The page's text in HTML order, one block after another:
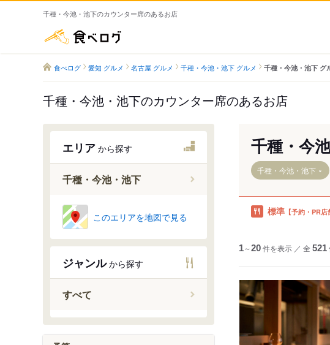
千種・今池・池下のカウンター席のあるお店
食べログ 愛知 グルメ 名古屋 グルメ 千種・今池・池下 グルメ 千種・今池・池下 グ
千種・今池・池下のカウンター席のあるお店
エリア から探す
千種・今池・池下
千種駅
池下駅
車道駅
吹上駅
このエリアを地図で見る
ジャンルから探す
すべて
千種・今
千種・今池・池下
標準 【予約・PR店
1～20件を表示 ／ 全 521